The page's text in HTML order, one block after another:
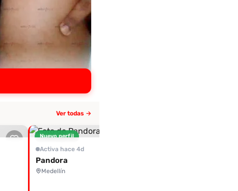
Ver todas →
Nuevo perfil
Activa hace 4d
Pandora
Medellín